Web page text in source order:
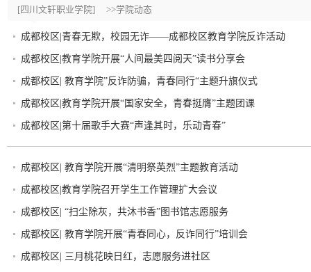
[四川文轩职业学院] >>学院动态
成都校区|青春无欺，校园无诈——成都校区教育学院反诈活动
成都校区|教育学院开展“人间最美四阅天”读书分享会
成都校区| 教育学院”反诈防骗，青春同行“主题升旗仪式
成都校区|教育学院开展“国家安全，青春挺膺”主题团课
成都校区|第十届歌手大赛“声逢其时，乐动青春”
成都校区| 教育学院开展“清明祭英烈”主题教育活动
成都校区|教育学院召开学生工作管理扩大会议
成都校区| “扫尘除灰，共沐书香”图书馆志愿服务
成都校区| 教育学院开展“青春同心，反诈同行”培训会
成都校区| 三月桃花映日红，志愿服务进社区